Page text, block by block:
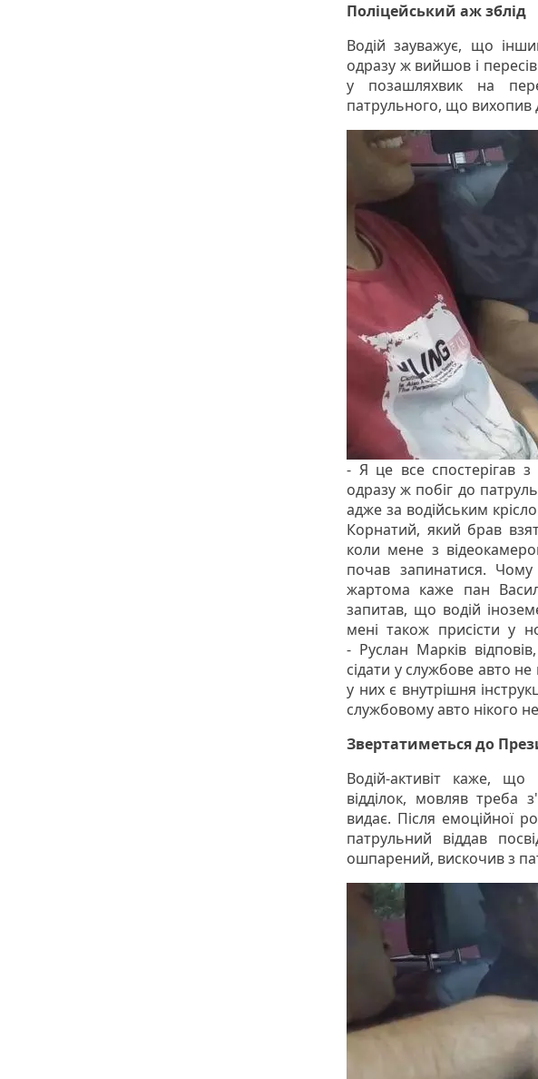
Поліцейський аж зблід
Водій зауважує, що
одразу ж вийшов і
у позашляхвик на
патрульного, що вихопив
- Я це все спостерігав з
одразу ж побіг до
адже за водійським
Корнатий, який брав
коли мене з
почав запинатися.
жартома каже пан
запитав, що водій
мені також присісти у
- Руслан Марків
сідати у службове авто
у них є внутрішня
службовому авто нікого
Звертатиметься до
Водій-активіт каже, що
відділок, мовляв треба
видає. Після емоційної
патрульний віддав
ошпарений, вискочив з